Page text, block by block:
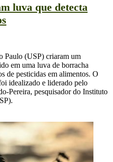
luva que detecta
Paulo (USP) criaram um
em uma luva de borracha
de pesticidas em alimentos. O
idealizado e liderado pelo
Pereira, pesquisador do Instituto